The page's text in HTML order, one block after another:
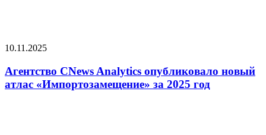
10.11.2025
Агентство CNews Analytics опубликовало новый
атлас «Импортозамещение» за 2025 год